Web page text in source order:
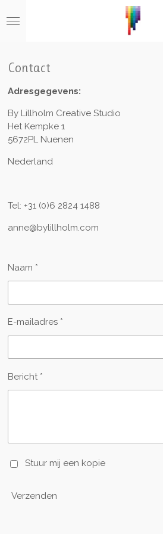
direct
hoofdinhoud
Contact
Adresgegevens:
By Lillholm Creative Studio
Het Kempke 1
5672PL Nuenen
Nederland
Tel: +31 (0)6 2824 1488
anne@bylillholm.com
Naam *
E-mailadres *
Bericht *
Stuur mij een kopie
Verzenden